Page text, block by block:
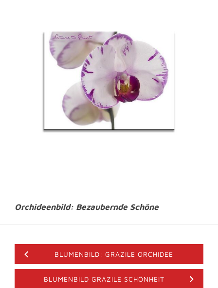
Orchideenbild: Bezaubernde Schöne
BLUMENBILD: GRAZILE ORCHIDEE
BLUMENBILD GRAZILE SCHÖNHEIT